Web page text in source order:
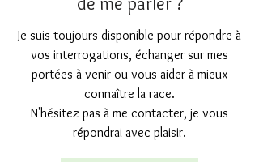
Je suis toujours disponible pour répondre à
vos interrogations, échanger sur mes
portées à venir ou vous aider à mieux
connaître la race.
N'hésitez pas à me contacter, je vous
répondrai avec plaisir.